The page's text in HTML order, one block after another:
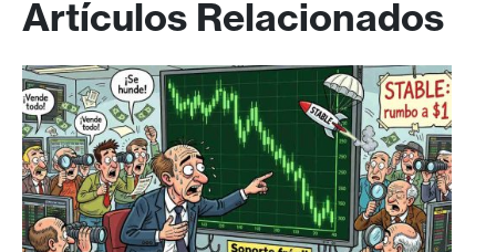
Artículos Relacionados